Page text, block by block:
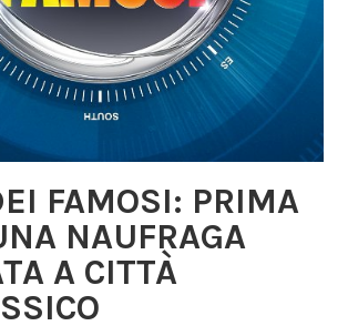
FAMOSI: PRIMA
NAUFRAGA
A CITTÀ